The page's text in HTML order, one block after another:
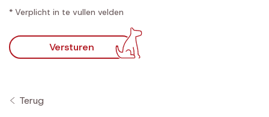
* Verplicht in te vullen velden
Versturen
Terug